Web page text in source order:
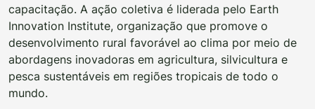
capacitação. A ação coletiva é liderada pelo Earth
Innovation Institute, organização que promove o
desenvolvimento rural favorável ao clima por meio de
abordagens inovadoras em agricultura, silvicultura e
pesca sustentáveis ​​em regiões tropicais de todo o
mundo.